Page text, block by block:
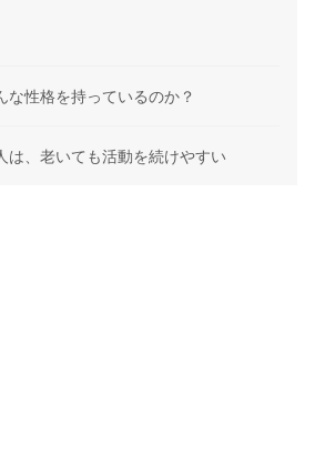
な性格を持っているのか？
は、老いても活動を続けやすい